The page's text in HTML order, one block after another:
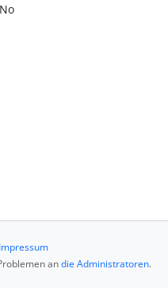
No
Impressum
andie Administratoren.